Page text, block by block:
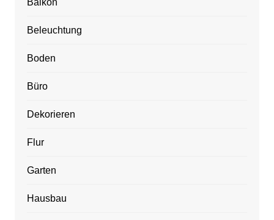
Balkon
Beleuchtung
Boden
Büro
Dekorieren
Flur
Garten
Hausbau